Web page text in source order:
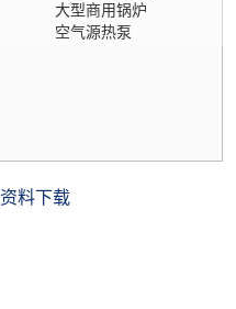
大型商用锅炉
空气源热泵
资料下载